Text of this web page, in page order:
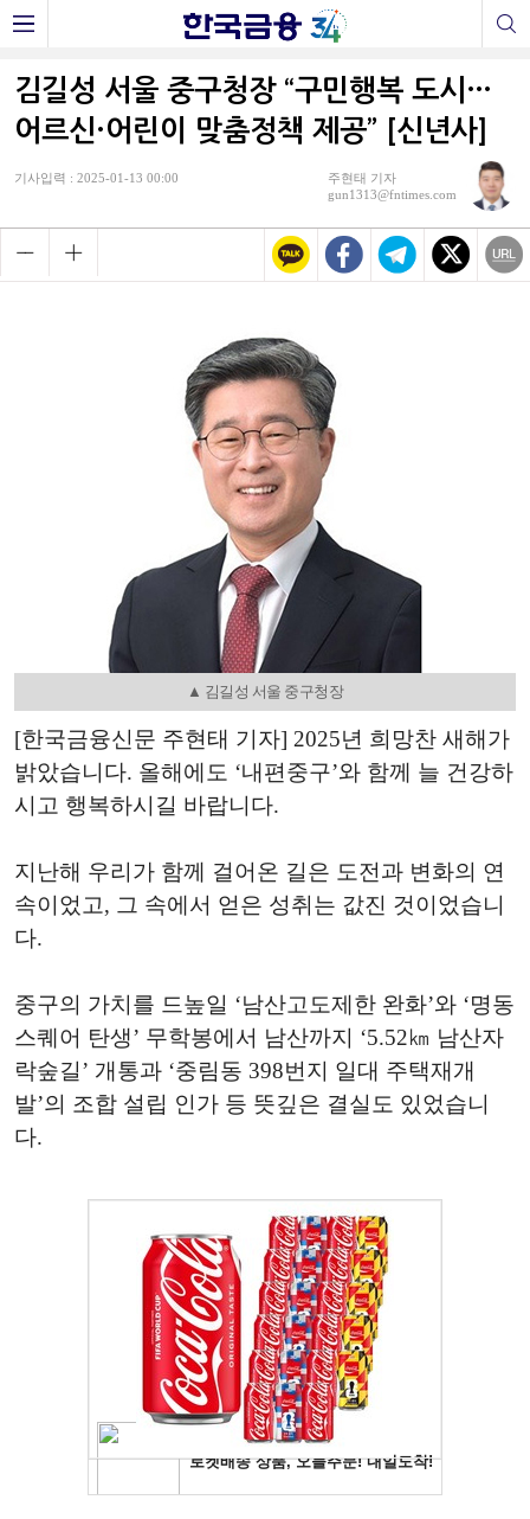
김길성 서울 중구청장 “구민행복 도시…
어르신·어린이 맞춤정책 제공” [신년사]
기사입력 : 2025-01-13 00:00
주현태 기자
gun1313@fntimes.com
▲ 김길성 서울 중구청장
[한국금융신문 주현태 기자] 2025년 희망찬 새해가
밝았습니다. 올해에도 ‘내편중구’와 함께 늘 건강하
시고 행복하시길 바랍니다.
지난해 우리가 함께 걸어온 길은 도전과 변화의 연
속이었고, 그 속에서 얻은 성취는 값진 것이었습니
다.
중구의 가치를 드높일 ‘남산고도제한 완화’와 ‘명동
스퀘어 탄생’ 무학봉에서 남산까지 ‘5.52㎞ 남산자
락숲길’ 개통과 ‘중림동 398번지 일대 주택재개
발’의 조합 설립 인가 등 뜻깊은 결실도 있었습니
다.